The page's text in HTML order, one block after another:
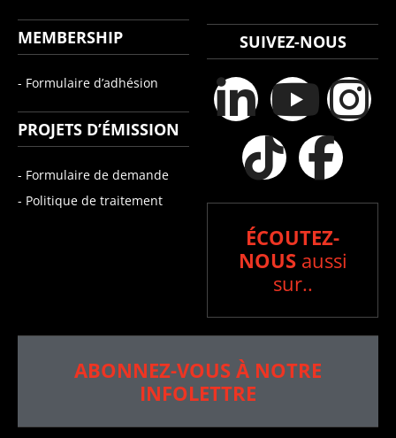
MEMBERSHIP
- Formulaire d’adhésion
PROJETS D’ÉMISSION
- Formulaire de demande
- Politique de traitement
SUIVEZ-NOUS
ÉCOUTEZ-
NOUS aussi
sur..
ABONNEZ-VOUS À NOTRE
INFOLETTRE